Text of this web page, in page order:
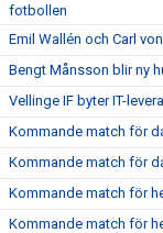
fotbollen
Emil Wallén och Carl
Bengt Månsson blir ny
Vellinge IF byter IT-
Kommande match för
Kommande match för
Kommande match för
Kommande match för